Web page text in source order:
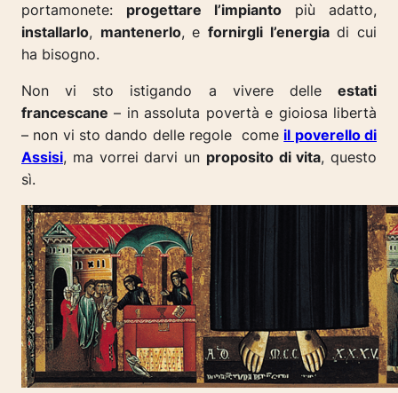
portamonete: progettare l’impianto più adatto,
installarlo, mantenerlo, efornirgli l’energiadi cui
ha bisogno.
Non vi sto istigando a vivere delle estati
francescane – in assoluta povertà e gioiosa libertà
– non vi sto dando delle regole come il poverello di
Assisi, ma vorrei darvi un proposito di vita, questo
sì.